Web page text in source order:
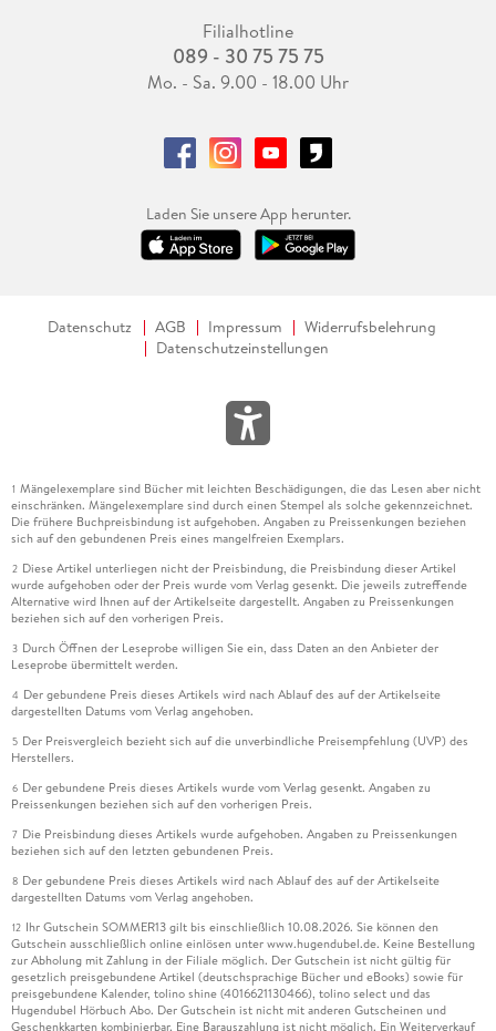
Filialhotline
089 - 30 75 75 75
Mo. - Sa. 9.00 - 18.00 Uhr
Laden Sie unsere App herunter.
Datenschutz AGB Impressum
Widerrufsbelehrung
Datenschutzeinstellungen
1 Mängelexemplare sind Bücher mit leichten Beschädigungen, die das Lesen aber nicht
einschränken. Mängelexemplare sind durch einen Stempel als solche gekennzeichnet.
Die frühere Buchpreisbindung ist aufgehoben. Angaben zu Preissenkungen beziehen
sich auf den gebundenen Preis eines mangelfreien Exemplars.
2 Diese Artikel unterliegen nicht der Preisbindung, die Preisbindung dieser Artikel
wurde aufgehoben oder der Preis wurde vom Verlag gesenkt. Die jeweils zutreffende
Alternative wird Ihnen auf der Artikelseite dargestellt. Angaben zu Preissenkungen
beziehen sich auf den vorherigen Preis.
3 Durch Öffnen der Leseprobe willigen Sie ein, dass Daten an den Anbieter der
Leseprobe übermittelt werden.
4 Der gebundene Preis dieses Artikels wird nach Ablauf des auf der Artikelseite
dargestellten Datums vom Verlag angehoben.
5 Der Preisvergleich bezieht sich auf die unverbindliche Preisempfehlung (UVP) des
Herstellers.
6 Der gebundene Preis dieses Artikels wurde vom Verlag gesenkt. Angaben zu
Preissenkungen beziehen sich auf den vorherigen Preis.
7 Die Preisbindung dieses Artikels wurde aufgehoben. Angaben zu Preissenkungen
beziehen sich auf den letzten gebundenen Preis.
8 Der gebundene Preis dieses Artikels wird nach Ablauf des auf der Artikelseite
dargestellten Datums vom Verlag angehoben.
12 Ihr Gutschein SOMMER13 gilt bis einschließlich 10.08.2026. Sie können den
Gutschein ausschließlich online einlösen unter www.hugendubel.de. Keine Bestellung
zur Abholung mit Zahlung in der Filiale möglich. Der Gutschein ist nicht gültig für
gesetzlich preisgebundene Artikel (deutschsprachige Bücher und eBooks) sowie für
preisgebundene Kalender, tolino shine (4016621130466), tolino select und das
Hugendubel Hörbuch Abo. Der Gutschein ist nicht mit anderen Gutscheinen und
Geschenkkarten kombinierbar. Eine Barauszahlung ist nicht möglich. Ein Weiterverkauf